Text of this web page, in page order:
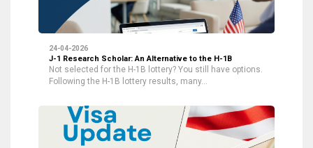
24-04-2026
J-1 Research Scholar: An Alternative to the H-1B
Not selected for the H-1B lottery? You still have options.
Following the H-1B lottery results, many…